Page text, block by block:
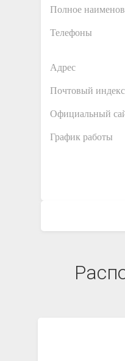
Полное
Телефоны
Адрес
Почтовый индекс
Официальный
График работы